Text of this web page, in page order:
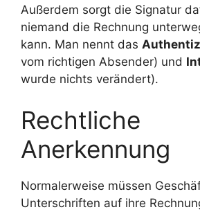
Außerdem sorgt die Signatur
niemand die Rechnung
kann. Man nennt das
vom richtigen Absender) und
wurde nichts verändert).
Rechtliche
Anerkennung
Normalerweise müssen
Unterschriften auf ihre